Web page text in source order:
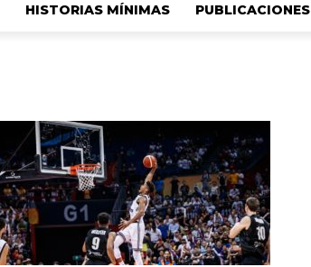
HISTORIAS MÍNIMAS PUBLICACIONES